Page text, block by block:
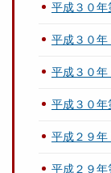
平成３０年
平成３０年
平成３０年
平成３０年
平成２９年
平成２９